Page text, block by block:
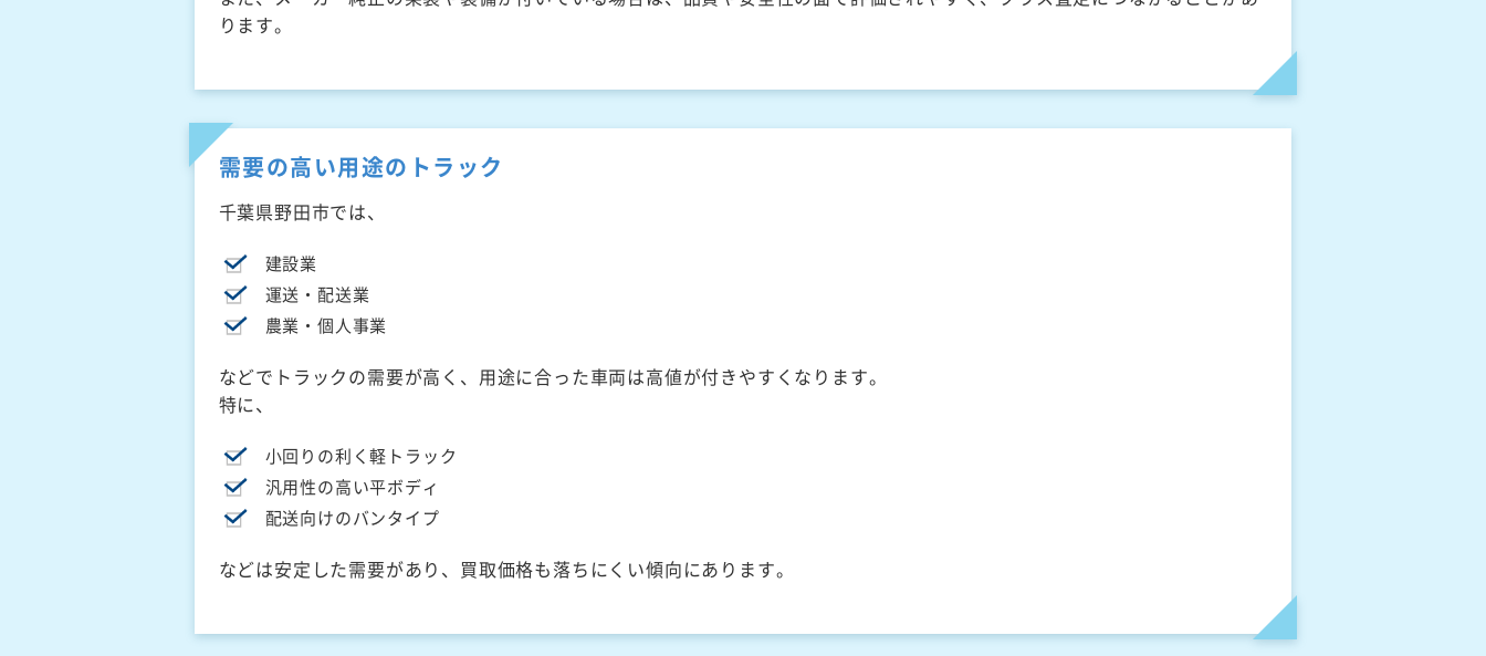
ります。
需要の高い用途のトラック
千葉県野田市では、
建設業
運送・配送業
農業・個人事業
などでトラックの需要が高く、用途に合った車両は高値が付きやすくなります。
特に、
小回りの利く軽トラック
汎用性の高い平ボディ
配送向けのバンタイプ
などは安定した需要があり、買取価格も落ちにくい傾向にあります。